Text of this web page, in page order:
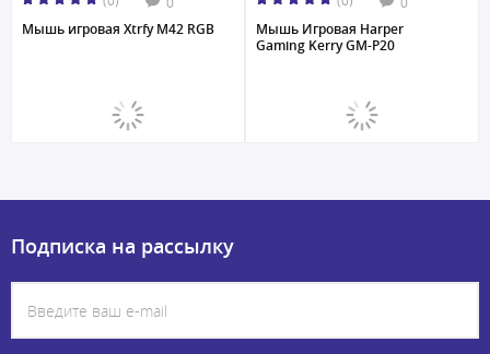
Мышь игровая Xtrfy M42 RGB
Мышь Игровая Harper
Gaming Kerry GM-P20
Подписка на рассылку